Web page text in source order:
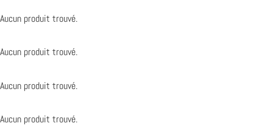
Aucun produit trouvé.
Aucun produit trouvé.
Aucun produit trouvé.
Aucun produit trouvé.